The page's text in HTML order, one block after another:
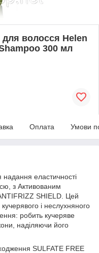
волосся Helen
300 мл
Оплата Умови
еластичності
з Активованим
SHIELD. Цей
і неслухняного
робить кучеряве
наділяючи його
SULFATE FREE